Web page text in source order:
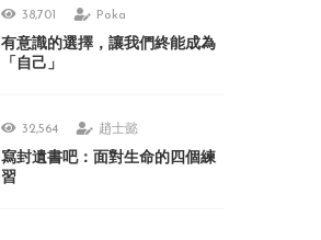
38,701 Poka
有意識的選擇，讓我們終能成為
「自己」
32,564 趙士懿
寫封遺書吧：面對生命的四個練
習